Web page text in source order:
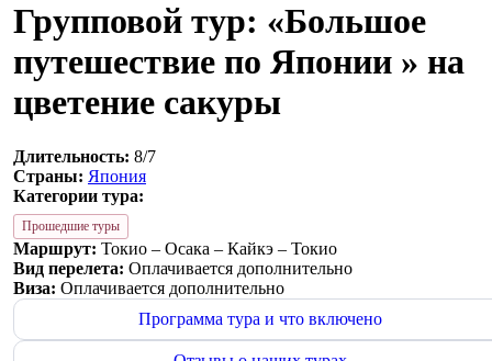
Групповой тур: «Большое
путешествие по Японии » на
цветение сакуры
Длительность: 8/7
Страны: Япония
Категории тура:
Прошедшие туры
Маршрут: Токио – Осака – Кайкэ – Токио
Вид перелета: Оплачивается дополнительно
Виза: Оплачивается дополнительно
Программа тура и что включено